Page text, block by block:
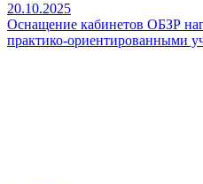
20.10.2025
Оснащение кабинетов ОБЗР
практико‑ориентированными